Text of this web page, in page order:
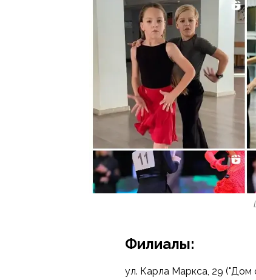
Филиалы:
ул. Карла Маркса, 29 ("Дом